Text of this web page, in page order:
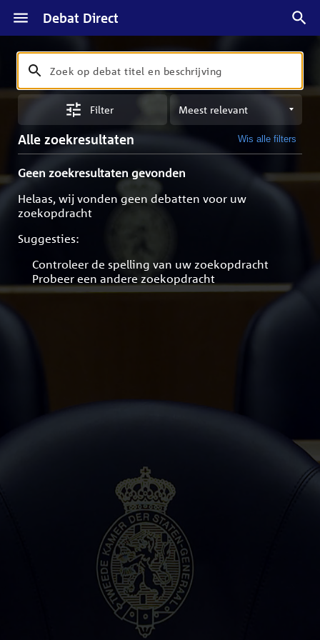
Debat Direct
Zoeken
Zoek
op
en
beschrijving
Filter
Sorteren
op
meest
Alle zoekresultaten Wis alle filters
Geen zoekresultaten gevonden
Helaas, wij vonden geen debatten voor uw
zoekopdracht
Suggesties:
Controleer de spelling van uw zoekopdracht
Probeer een andere zoekopdracht